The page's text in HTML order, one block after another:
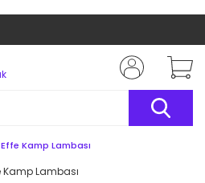
Effe Kamp Lambası